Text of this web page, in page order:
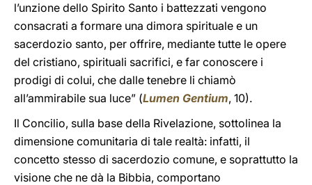
l’unzione dello Spirito Santo i battezzati vengono
consacrati a formare una dimora spirituale e un
sacerdozio santo, per offrire, mediante tutte le opere
del cristiano, spirituali sacrifici, e far conoscere i
prodigi di colui, che dalle tenebre li chiamò
all’ammirabile sua luce” (Lumen Gentium, 10).
Il Concilio, sulla base della Rivelazione, sottolinea la
dimensione comunitaria di tale realtà: infatti, il
concetto stesso di sacerdozio comune, e soprattutto la
visione che ne dà la Bibbia, comportano